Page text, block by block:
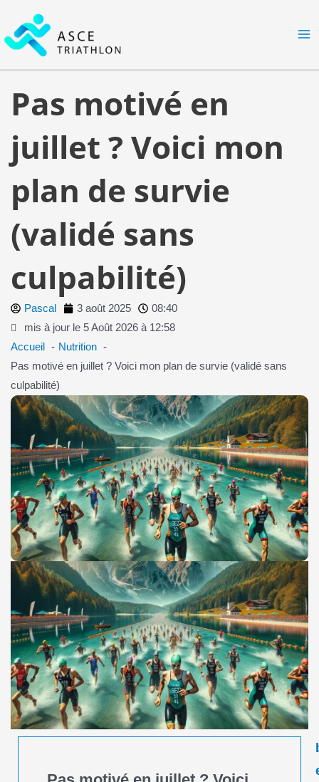
contenu
Pas motivé en
juillet ? Voici mon
plan de survie
(validé sans
culpabilité)
Pascal 3 août 2025
08:40
mis à jour le 5 Août 2026 à 12:58
Accueil
Nutrition
Pas motivé en juillet ? Voici mon plan de survie (validé sans
culpabilité)